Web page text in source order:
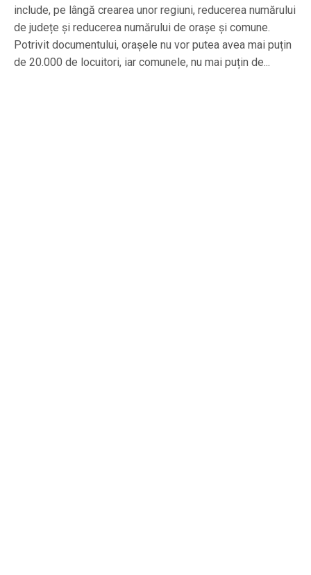
include, pe lângă crearea unor regiuni, reducerea numărului
de județe și reducerea numărului de orașe și comune.
Potrivit documentului, orașele nu vor putea avea mai puțin
de 20.000 de locuitori, iar comunele, nu mai puțin de...